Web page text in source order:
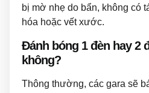
bị mờ nhẹ do bẩn, không có
hóa hoặc vết xước.
Đánh bóng 1 đèn hay 2
không?
Thông thường, các gara sẽ